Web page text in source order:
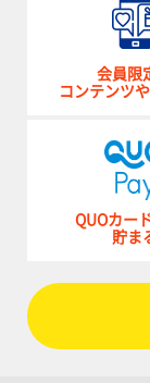
会員限
コンテンツ
QUOカー
貯ま